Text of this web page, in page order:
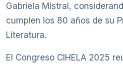
Gabriela Mistral,
cumplen los 80 años de su
Literatura.
El Congreso CIHELA 2025